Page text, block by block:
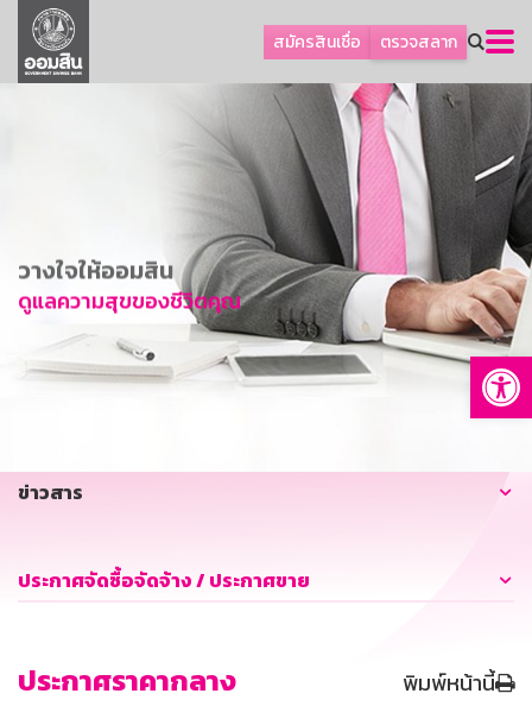
สมัครสินเชื่อ ตรวจสลาก
ลูกค้าธุรกิจ
ลูกค้าผู้ประกอบรายย่อย
การพัฒนาที่ยั่งยืน
ข่าวสาร
บริการทางการเงิน
อื่นๆ
วางใจให้ออมสิน
ดูแลความสุขของชีวิตคุณ
ข่าวสาร
ประกาศจัดซื้อจัดจ้าง / ประกาศขาย
ประกาศราคากลาง พิมพ์หน้านี้